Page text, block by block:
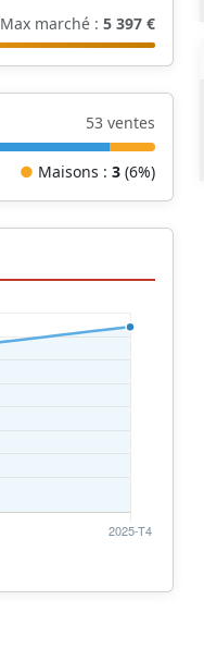
Max marché : 5 397 €
53 ventes
● Maisons : 3 (6%)